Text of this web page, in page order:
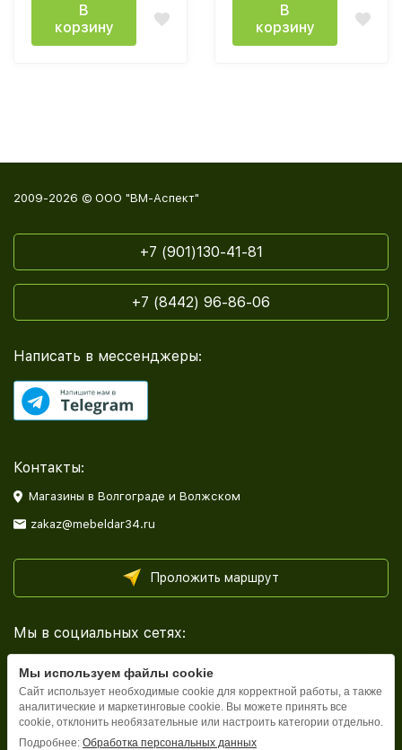
В
корзину
В
корзину
2009-2026 © ООО "ВМ-Аспект"
+7 (901)130-41-81
+7 (8442) 96-86-06
Написать в мессенджеры:
Контакты:
Магазины в Волгограде и Волжском
zakaz@mebeldar34.ru
Проложить маршрут
Мы в социальных сетях:
Каталог
Мы используем файлы cookie
Сайт использует необходимые cookie для корректной работы, а также
аналитические и маркетинговые cookie. Вы можете принять все
cookie, отклонить необязательные или настроить категории отдельно.
Подробнее: Обработка персональных данных